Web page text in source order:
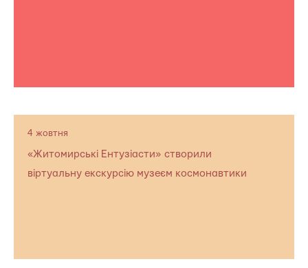
4 жовтня
«Житомирські Ентузіасти» створили
віртуальну екскурсію музеєм космонавтики